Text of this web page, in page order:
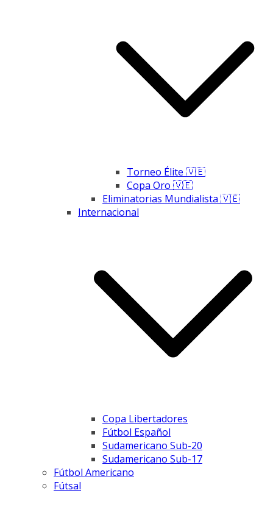
Torneo Élite 🇻🇪
Copa Oro 🇻🇪
Eliminatorias Mundialista 🇻🇪
Internacional
Copa Libertadores
Fútbol Español
Sudamericano Sub-20
Sudamericano Sub-17
Fútbol Americano
Fútsal